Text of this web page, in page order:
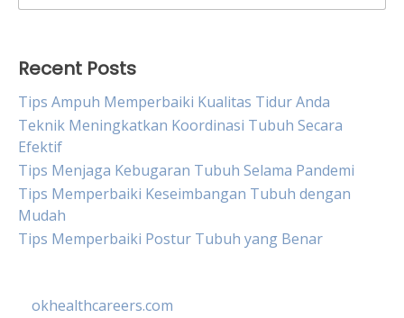
for:
Recent Posts
Tips Ampuh Memperbaiki Kualitas Tidur Anda
Teknik Meningkatkan Koordinasi Tubuh Secara
Efektif
Tips Menjaga Kebugaran Tubuh Selama Pandemi
Tips Memperbaiki Keseimbangan Tubuh dengan
Mudah
Tips Memperbaiki Postur Tubuh yang Benar
okhealthcareers.com